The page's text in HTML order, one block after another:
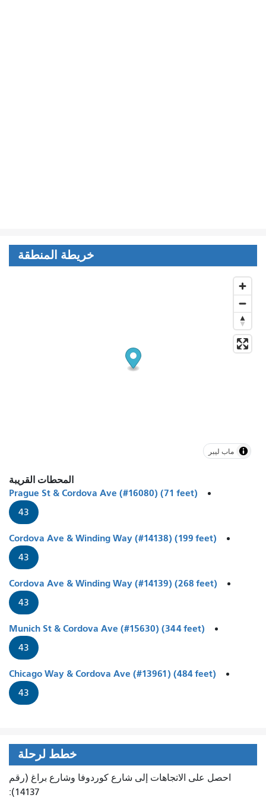
خريطة المنطقة
ماب ليبر
المحطات القريبة
Prague St & Cordova Ave (#16080) (71 feet)
43
Cordova Ave & Winding Way (#14138) (199 feet)
43
Cordova Ave & Winding Way (#14139) (268 feet)
43
Munich St & Cordova Ave (#15630) (344 feet)
43
Chicago Way & Cordova Ave (#13961) (484 feet)
43
خطط لرحلة
احصل على الاتجاهات إلى شارع كوردوفا وشارع براغ (رقم
14137):